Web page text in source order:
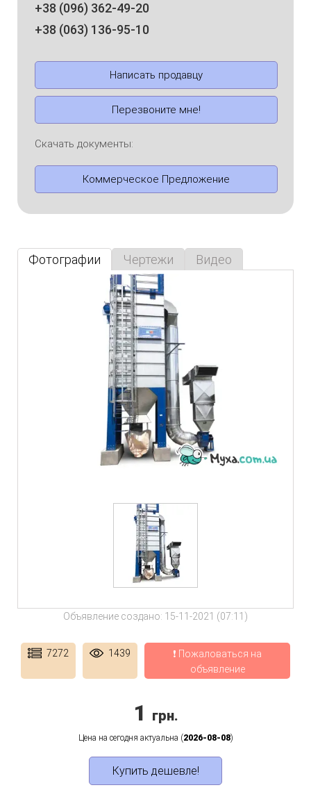
+38 (096) 362-49-20
+38 (063) 136-95-10
Написать продавцу
Перезвоните мне!
Скачать документы:
Коммерческое Предложение
Фотографии Чертежи Видео
Объявление создано: 15-11-2021 (07:11)
7272 1439
❗ Пожаловаться на
объявление
1 грн.
Цена на сегодня актуальна (2026-08-08)
Купить дешевле!